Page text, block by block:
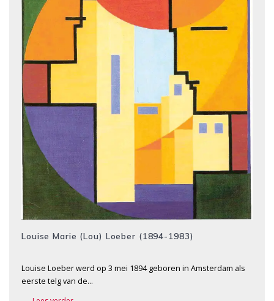
Louise Marie (Lou) Loeber (1894-1983)
Louise Loeber werd op 3 mei 1894 geboren in Amsterdam als
eerste telg van de…